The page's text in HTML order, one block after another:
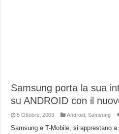
Samsung porta la sua
su ANDROID con il
5 Ottobre, 2009 Android,Samsung
Samsung e T-Mobile, si apprestano